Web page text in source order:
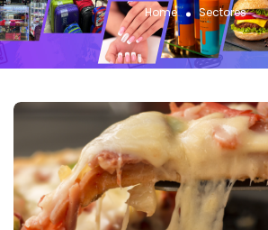
Home Sectores